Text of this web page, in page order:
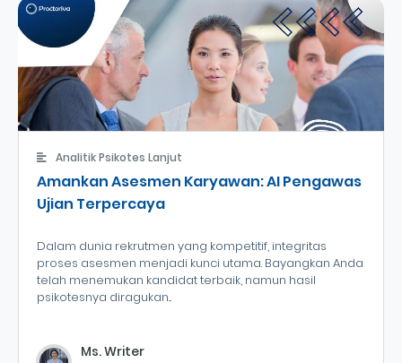
Analitik Psikotes Lanjut
Amankan Asesmen Karyawan: AI Pengawas
Ujian Terpercaya
Dalam dunia rekrutmen yang kompetitif, integritas
proses asesmen menjadi kunci utama. Bayangkan Anda
telah menemukan kandidat terbaik, namun hasil
psikotesnya diragukan...
Ms. Writer